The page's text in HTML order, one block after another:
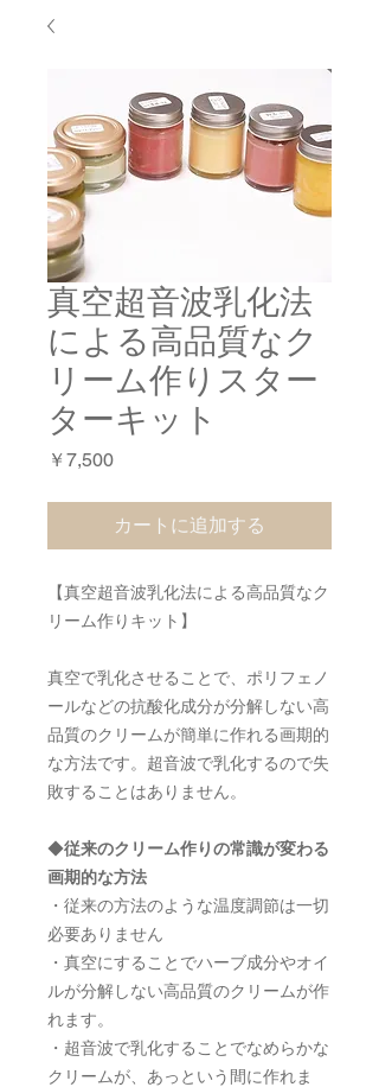
真空超音波乳化法
による高品質なク
リーム作りスター
ターキット
￥7,500価
カートに追加する
【真空超音波乳化法による高品質なク
リーム作りキット】
真空で乳化させることで、ポリフェノ
ールなどの抗酸化成分が分解しない高
品質のクリームが簡単に作れる画期的
な方法です。超音波で乳化するので失
敗することはありません。
◆従来のクリーム作りの常識が変わる
画期的な方法
・従来の方法のような温度調節は一切
必要ありません
・真空にすることでハーブ成分やオイ
ルが分解しない高品質のクリームが作
れます。
・超音波で乳化することでなめらかな
クリームが、あっという間に作れま